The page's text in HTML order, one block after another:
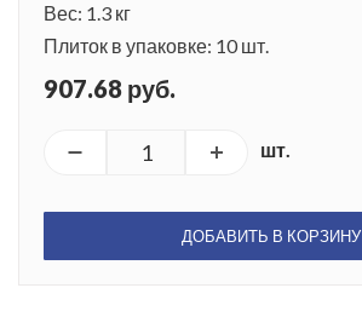
Вес: 1.3 кг
Плиток в упаковке: 10 шт.
907.68 руб.
шт.
ДОБАВИТЬ В КОРЗИНУ